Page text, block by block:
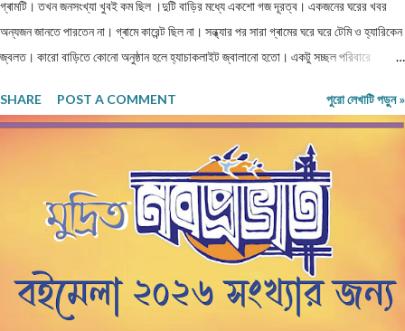
গ্ৰামটি। তখন জনসংখ্যা খুবই কম ছিল ।দুটি বাড়ির মধ্যে একশো গজ দূরত্ব। একজনের ঘরের খবর
অন্যজন জানতে পারতেন না। গ্ৰামে কারেন্ট ছিল না। সন্ধ্যার পর সারা গ্ৰামের ঘরে ঘরে টেমি ও হ্যারিকেন
জ্বলত। কারো বাড়িতে কোনো অনুষ্ঠান হলে হ্যাচাকলাইট জ্বালানো হতো। একটু সচ্ছল পরিবারে
পাওয়া যেত না। ঐ গ্ৰাম থেকে বাজারের দূরত্ব তিন কিলোমিটার হবে। বাজারে সন্ধ্যার পর জেনারেটরের
লাইন ভাড়া নিয়ে সকলে লাইট জ্বালাত ও ফ্যান চালাত। বাজারে যাওয়ার সময় একটা বিরাট মাঠ পার হতে
হত। যে মাঠের পুরোটা একজায়গায় দাঁড়িয়ে দেখা যেত না। গ্ৰামের মানুষেরা নিজেদের মধ্যে বলাবলি করত,
সন্ধ্যার পর এই মাঠে ভূতেদের আখরা বসে। তারা অনেকেই রাত্রি বেলা ওই মাঠে ভূতেদের দাঁড়িয়ে কখনো
বসে জটলা পাকাতে দেখেছে। এই মাঠের উত্তর দিকে একটি বিশাল তেঁতুল গাছ ছিল। এই গাছ থেকেই
ভূতেরা মাঠে নেমে আসত নিজেদের মধ্যে বিভিন্ন বিষয় নিয়ে আলোচনা করার জন্য। তাদের আলোচনার
SHARE POST A COMMENT পুরো লেখাটি পড়ুন »